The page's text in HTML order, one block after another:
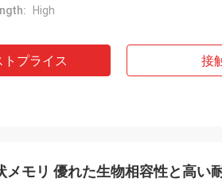
High
トプライス 接
メモリ 優れた生物相容性と高い